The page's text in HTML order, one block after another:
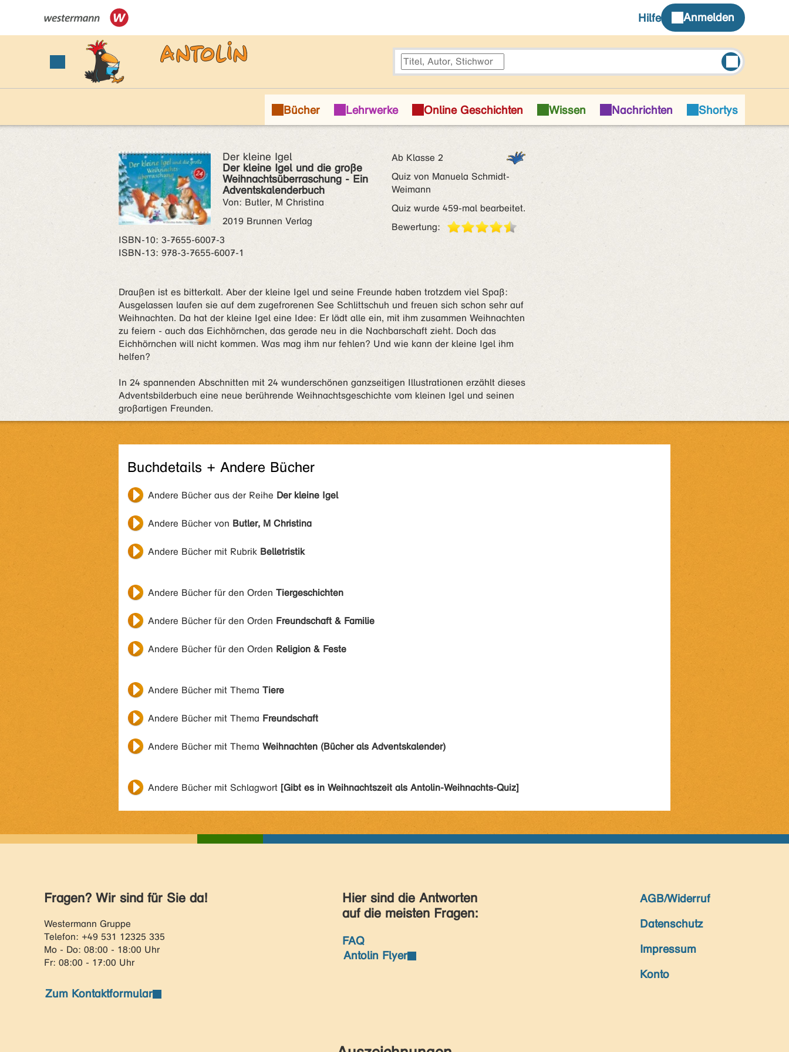
Der kleine Igel
Der kleine Igel und die große
Weihnachtsüberraschung - Ein
Adventskalenderbuch
Von: Butler, M Christina
2019 Brunnen Verlag
ISBN‑10: 3-7655-6007-3
ISBN‑13: 978-3-7655-6007-1
Ab Klasse 2
Quiz von Manuela Schmidt-
Weimann
Quiz wurde 459-mal bearbeitet.
Bewertung:
Draußen ist es bitterkalt. Aber der kleine Igel und seine Freunde haben trotzdem viel Spaß:
Ausgelassen laufen sie auf dem zugefrorenen See Schlittschuh und freuen sich schon sehr auf
Weihnachten. Da hat der kleine Igel eine Idee: Er lädt alle ein, mit ihm zusammen Weihnachten
zu feiern - auch das Eichhörnchen, das gerade neu in die Nachbarschaft zieht. Doch das
Eichhörnchen will nicht kommen. Was mag ihm nur fehlen? Und wie kann der kleine Igel ihm
helfen?
In 24 spannenden Abschnitten mit 24 wunderschönen ganzseitigen Illustrationen erzählt dieses
Adventsbilderbuch eine neue berührende Weihnachtsgeschichte vom kleinen Igel und seinen
großartigen Freunden.
Buchdetails + Andere Bücher
Andere Bücher aus der Reihe Der kleine Igel
Andere Bücher von Butler, M Christina
Andere Bücher mit Rubrik Belletristik
Andere Bücher für den Orden Tiergeschichten
Andere Bücher für den Orden Freundschaft & Familie
Andere Bücher für den Orden Religion & Feste
Andere Bücher mit Thema Tiere
Andere Bücher mit Thema Freundschaft
Andere Bücher mit Thema Weihnachten (Bücher als Adventskalender)
Andere Bücher mit Schlagwort [Gibt es in Weihnachtszeit als Antolin-Weihnachts-Quiz]